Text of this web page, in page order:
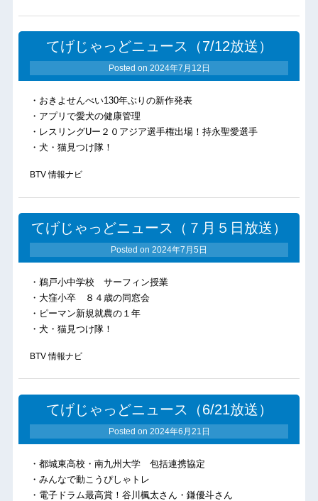
てげじゃっどニュース（7/12放送）
Posted on 2024年7月12日
・おきよせんべい130年ぶりの新作発表
・アプリで愛犬の健康管理
・レスリングUー２０アジア選手権出場！持永聖愛選手
・犬・猫見つけ隊！
BTV 情報ナビ
てげじゃっどニュース（７月５日放送）
Posted on 2024年7月5日
・鵜戸小中学校 サーフィン授業
・大窪小卒 ８４歳の同窓会
・ピーマン新規就農の１年
・犬・猫見つけ隊！
BTV 情報ナビ
てげじゃっどニュース（6/21放送）
Posted on 2024年6月21日
・都城東高校・南九州大学 包括連携協定
・みんなで動こうぴしゃトレ
・電子ドラム最高賞！谷川楓太さん・鎌優斗さん